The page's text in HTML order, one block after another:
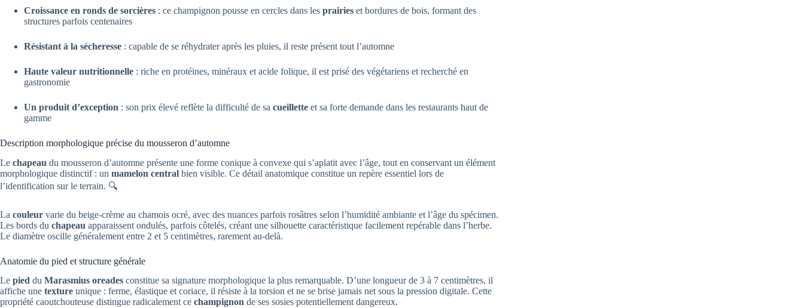
Croissance en ronds de sorcières : ce champignon pousse en cercles dans les prairies et bordures de bois, formant des
structures parfois centenaires
Résistant à la sécheresse : capable de se réhydrater après les pluies, il reste présent tout l’automne
Haute valeur nutritionnelle : riche en protéines, minéraux et acide folique, il est prisé des végétariens et recherché en
gastronomie
Un produit d’exception : son prix élevé reflète la difficulté de sa cueillette et sa forte demande dans les restaurants haut de
gamme
Description morphologique précise du mousseron d’automne
Le chapeau du mousseron d’automne présente une forme conique à convexe qui s’aplatit avec l’âge, tout en conservant un élément
morphologique distinctif : un mamelon central bien visible. Ce détail anatomique constitue un repère essentiel lors de
l’identification sur le terrain. 🔍
La couleur varie du beige-crème au chamois ocré, avec des nuances parfois rosâtres selon l’humidité ambiante et l’âge du spécimen.
Les bords du chapeau apparaissent ondulés, parfois côtelés, créant une silhouette caractéristique facilement repérable dans l’herbe.
Le diamètre oscille généralement entre 2 et 5 centimètres, rarement au-delà.
Anatomie du pied et structure générale
Le pied du Marasmius oreades constitue sa signature morphologique la plus remarquable. D’une longueur de 3 à 7 centimètres, il
affiche une texture unique : ferme, élastique et coriace, il résiste à la torsion et ne se brise jamais net sous la pression digitale. Cette
propriété caoutchouteuse distingue radicalement ce champignon de ses sosies potentiellement dangereux.